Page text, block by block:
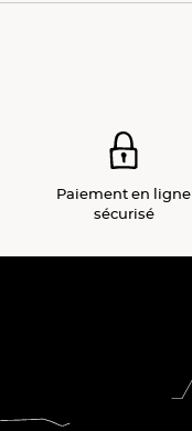
Paiementen ligne
sécurisé